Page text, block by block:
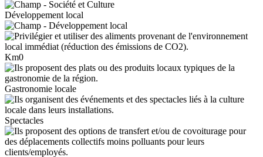
Développement local
Km0
Gastronomie locale
Spectacles